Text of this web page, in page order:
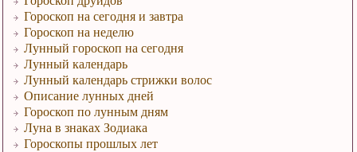
Гороскоп на сегодня и завтра
Гороскоп на неделю
Лунный гороскоп на сегодня
Лунный календарь
Лунный календарь стрижки волос
Описание лунных дней
Гороскоп по лунным дням
Луна в знаках Зодиака
Гороскопы прошлых лет